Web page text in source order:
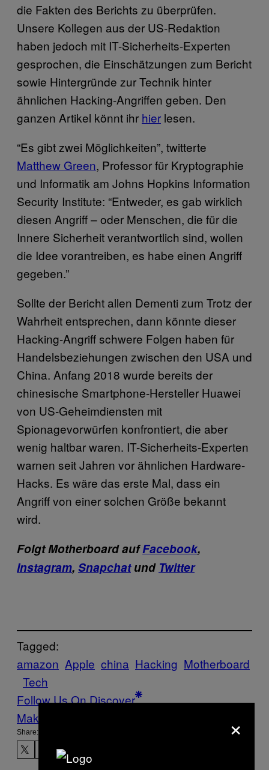
die Fakten des Berichts zu überprüfen.
Unsere Kollegen aus der US-Redaktion
haben jedoch mit IT-Sicherheits-Experten
gesprochen, die Einschätzungen zum Bericht
sowie Hintergründe zur Technik hinter
ähnlichen Hacking-Angriffen geben. Den
ganzen Artikel könnt ihr hier lesen.
“Es gibt zwei Möglichkeiten”, twitterte
Matthew Green, Professor für Kryptographie
und Informatik am Johns Hopkins Information
Security Institute: “Entweder, es gab wirklich
diesen Angriff – oder Menschen, die für die
Innere Sicherheit verantwortlich sind, wollen
die Idee vorantreiben, es habe einen Angriff
gegeben.”
Sollte der Bericht allen Dementi zum Trotz der
Wahrheit entsprechen, dann könnte dieser
Hacking-Angriff schwere Folgen haben für
Handelsbeziehungen zwischen den USA und
China. Anfang 2018 wurde bereits der
chinesische Smartphone-Hersteller Huawei
von US-Geheimdiensten mit
Spionagevorwürfen konfrontiert, die aber
wenig haltbar waren. IT-Sicherheits-Experten
warnen seit Jahren vor ähnlichen Hardware-
Hacks. Es wäre das erste Mal, dass ein
Angriff von einer solchen Größe bekannt
wird.
Folgt Motherboard aufFacebook,
Instagram, Snapchatund Twitter
Tagged:
amazon Apple china Hacking Motherboard
Tech
Follow Us On Discover
Make Us Preferred In Top Stories
Share: ×